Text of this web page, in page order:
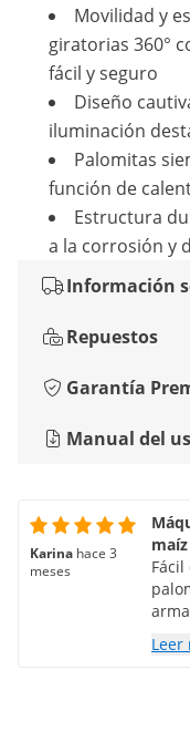
Movilidad y
giratorias 360°
fácil y seguro
Diseño
iluminación
Palomitas
función de
Estructura
a la corrosión y
Información
Repuestos
Garantía
Manual del
Karina hace 3
meses
Leer